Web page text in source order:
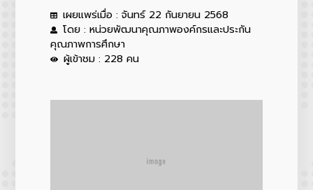
เผยแพร่เมื่อ : จันทร์ 22 กันยายน 2568
โดย : หน่วยพัฒนาคุณภาพองค์กรและประกัน
คุณภาพการศึกษา
ผู้เข้าชม : 228 คน